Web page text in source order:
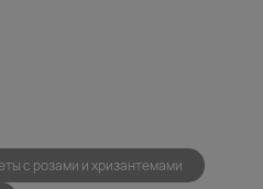
с розами и хризантемами